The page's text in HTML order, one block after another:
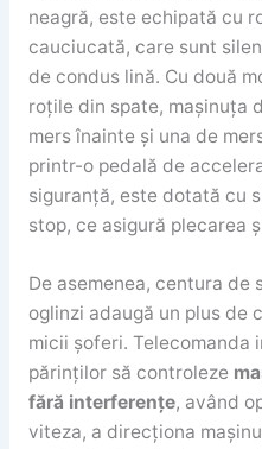
neagră, este echipată cu
cauciucată, care sunt
de condus lină. Cu două
roțile din spate, mașinuța
mers înainte și una de
printr-o pedală de
siguranță, este dotată cu
stop, ce asigură plecarea
De asemenea, centura de
oglinzi adaugă un plus
micii șoferi. Telecomanda
părinților să controleze
fără interferențe, având
viteza, a direcționa